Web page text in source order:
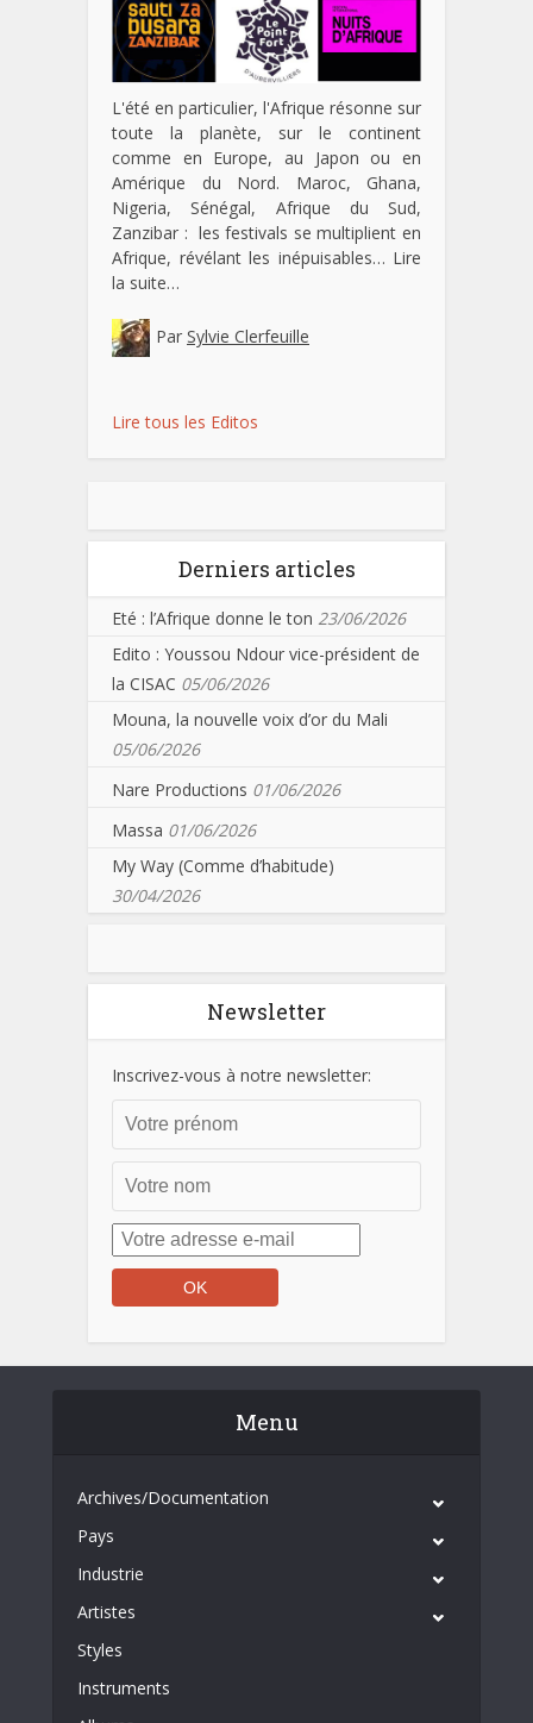
L'été en particulier, l'Afrique résonne sur
toute la planète, sur le continent
comme en Europe, au Japon ou en
Amérique du Nord. Maroc, Ghana,
Nigeria, Sénégal, Afrique du Sud,
Zanzibar : les festivals se multiplient en
Afrique, révélant les inépuisables… Lire
la suite…
Par Sylvie Clerfeuille
Lire tous les Editos
Derniers articles
Eté : l’Afrique donne le ton 23/06/2026
Edito : Youssou Ndour vice-président de
la CISAC 05/06/2026
Mouna, la nouvelle voix d’or du Mali
05/06/2026
Nare Productions 01/06/2026
Massa 01/06/2026
My Way (Comme d’habitude)
30/04/2026
Newsletter
Inscrivez-vous à notre newsletter:
Menu
Archives/Documentation
Pays
Industrie
Artistes
Styles
Instruments